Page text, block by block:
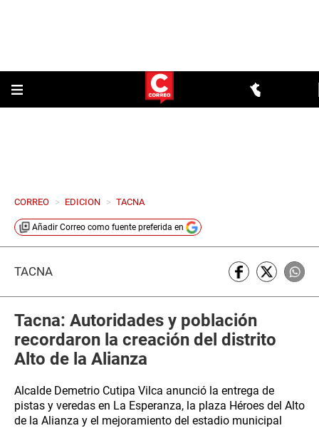
CORREO > EDICION > TACNA
Añadir Correo como fuente preferida en
TACNA
Tacna: Autoridades y población
recordaron la creación del distrito
Alto de la Alianza
Alcalde Demetrio Cutipa Vilca anunció la entrega de
pistas y veredas en La Esperanza, la plaza Héroes del Alto
de la Alianza y el mejoramiento del estadio municipal